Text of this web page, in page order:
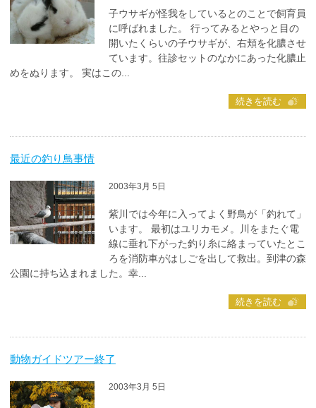
子ウサギが怪我をしているとのことで飼育員
に呼ばれました。 行ってみるとやっと目の
開いたくらいの子ウサギが、右頬を化膿させ
ています。往診セットのなかにあった化膿止
めをぬります。 実はこの...
続きを読む
最近の釣り鳥事情
2003年3月 5日
紫川では今年に入ってよく野鳥が「釣れて」
います。 最初はユリカモメ。川をまたぐ電
線に垂れ下がった釣り糸に絡まっていたとこ
ろを消防車がはしごを出して救出。到津の森
公園に持ち込まれました。幸...
続きを読む
動物ガイドツアー終了
2003年3月 5日